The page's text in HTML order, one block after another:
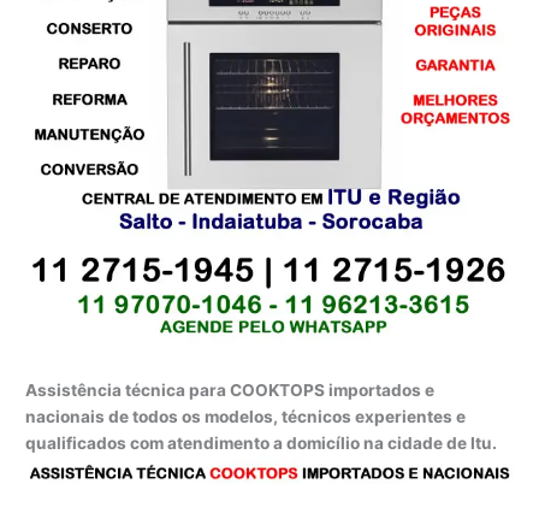
Assistência técnica para COOKTOPS importados e
nacionais de todos os modelos, técnicos experientes e
qualificados com atendimento a domicílio na cidade de Itu.